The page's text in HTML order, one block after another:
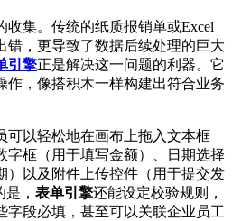
集。传统的纸质报销单或Excel
错，更导致了数据后续处理的巨大
引擎正是解决这一问题的利器。它
作，像搭积木一样构建出符合业务
可以轻松地在画布上拖入文本框
字框（用于填写金额）、日期选择
）以及附件上传控件（用于提交发
， 表单引擎还能设定校验规则，
字段必填，甚至可以关联企业员工